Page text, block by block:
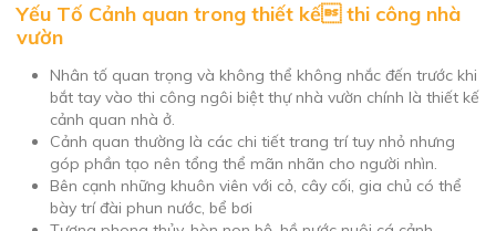
Yếu Tố Cảnh quan trong thiết kế thi công nhà
vườn
Nhân tố quan trọng và không thể không nhắc đến trước khi
bắt tay vào thi công ngôi biệt thự nhà vườn chính là thiết kế
cảnh quan nhà ở.
Cảnh quan thường là các chi tiết trang trí tuy nhỏ nhưng
góp phần tạo nên tổng thể mãn nhãn cho người nhìn.
Bên cạnh những khuôn viên với cỏ, cây cối, gia chủ có thể
bày trí đài phun nước, bể bơi